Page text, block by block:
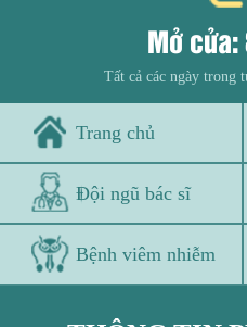
Mở
Tất cả các ngày trong